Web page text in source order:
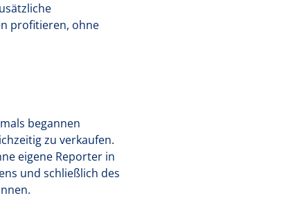
profitieren, ohne
begannen
zu verkaufen.
eigene Reporter in
und schließlich des